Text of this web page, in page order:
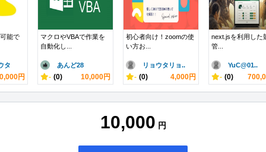
能で
タ
円
マクロやVBAで作業を
自動化し...
あんど28
- (0) 10,000円
初心者向け！zoomの使
い方お...
リョウタリョ..
- (0) 4,000円
next.jsを利用した
管...
YuC@01..
- (0)
10,000 円